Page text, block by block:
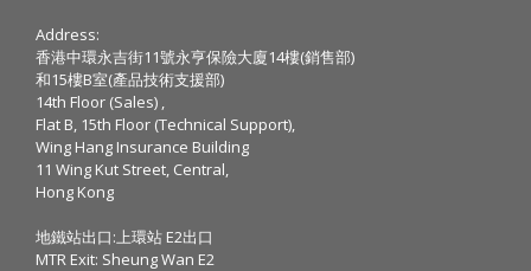
Address:
香港中環永吉街11號永亨保險大廈14樓(銷售部)
和15樓B室(產品技術支援部)
14th Floor (Sales) ,
Flat B, 15th Floor (Technical Support),
Wing Hang Insurance Building
11 Wing Kut Street, Central,
Hong Kong
地鐵站出口:上環站 E2出口
MTR Exit: Sheung Wan E2